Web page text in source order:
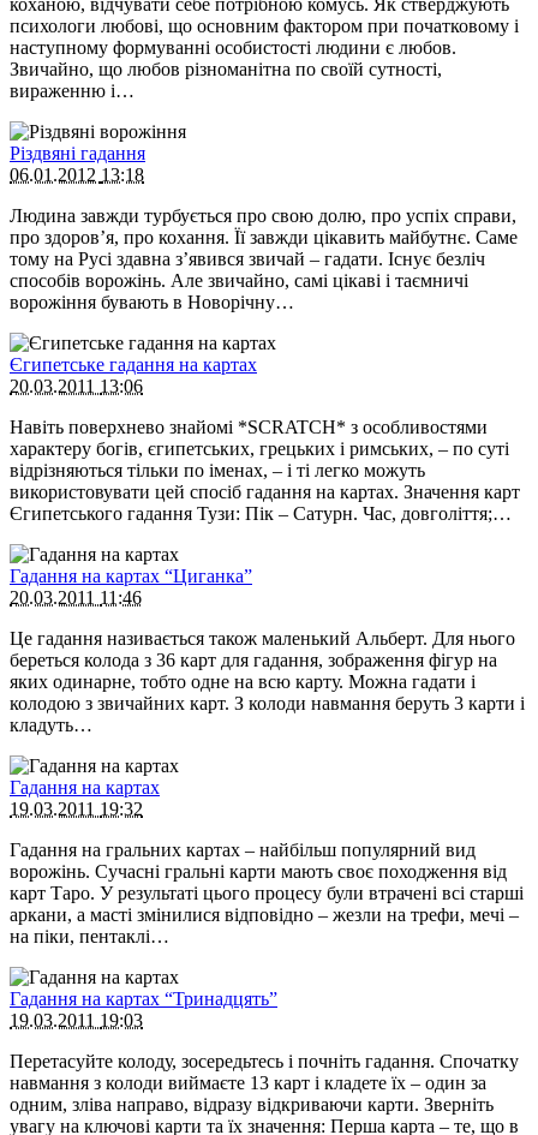
психологи любові, що основним фактором при початковому і
наступному формуванні особистості людини є любов.
Звичайно, що любов різноманітна по своїй сутності,
вираженню і…
Різдвяні гадання
06.01.2012 13:18
Людина завжди турбується про свою долю, про успіх справи,
про здоров’я, про кохання. Її завжди цікавить майбутнє. Саме
тому на Русі здавна з’явився звичай – гадати. Існує безліч
способів ворожінь. Але звичайно, самі цікаві і таємничі
ворожіння бувають в Новорічну…
Єгипетське гадання на картах
20.03.2011 13:06
Навіть поверхнево знайомі *SCRATCH* з особливостями
характеру богів, єгипетських, грецьких і римських, – по суті
відрізняються тільки по іменах, – і ті легко можуть
використовувати цей спосіб гадання на картах. Значення карт
Єгипетського гадання Тузи: Пік – Сатурн. Час, довголіття;…
Гадання на картах “Циганка”
20.03.2011 11:46
Це гадання називається також маленький Альберт. Для нього
береться колода з 36 карт для гадання, зображення фігур на
яких одинарне, тобто одне на всю карту. Можна гадати і
колодою з звичайних карт. З колоди навмання беруть 3 карти і
кладуть…
Гадання на картах
19.03.2011 19:32
Гадання на гральних картах – найбільш популярний вид
ворожінь. Сучасні гральні карти мають своє походження від
карт Таро. У результаті цього процесу були втрачені всі старші
аркани, а масті змінилися відповідно – жезли на трефи, мечі –
на піки, пентаклі…
Гадання на картах “Тринадцять”
19.03.2011 19:03
Перетасуйте колоду, зосередьтесь і почніть гадання. Спочатку
навмання з колоди виймаєте 13 карт і кладете їх – один за
одним, зліва направо, відразу відкриваючи карти. Зверніть
увагу на ключові карти та їх значення: Перша карта – те, що в